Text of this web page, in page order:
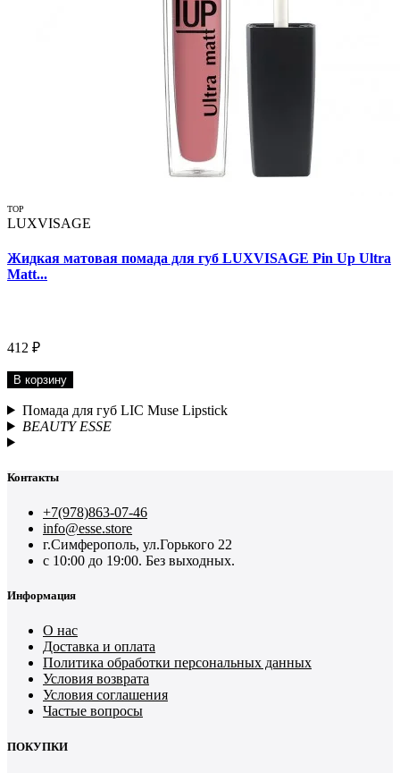
TOP
LUXVISAGE
Жидкая матовая помада для губ LUXVISAGE Pin Up Ultra
Matt...
412 ₽
В корзину
Помада для губ LIC Muse Lipstick
BEAUTY ESSE
Контакты
+7(978)863-07-46
info@esse.store
г.Симферополь, ул.Горького 22
с 10:00 до 19:00. Без выходных.
Информация
О нас
Доставка и оплата
Политика обработки персональных данных
Условия возврата
Условия соглашения
Частые вопросы
ПОКУПКИ